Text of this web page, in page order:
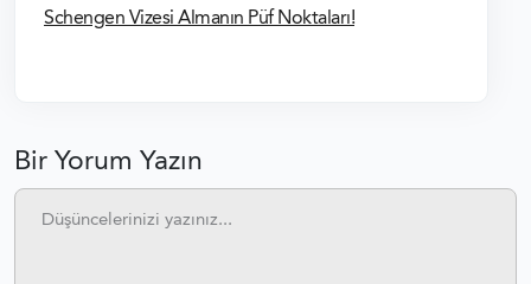
Schengen Vizesi Almanın Püf Noktaları!
Bir Yorum Yazın